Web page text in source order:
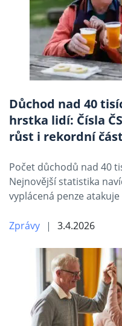
Důchod nad 40
hrstka lidí: Čísla
růst i rekordní
Počet důchodů nad 40
Nejnovější statistika
vyplácená penze
Zprávy 3.4.2026